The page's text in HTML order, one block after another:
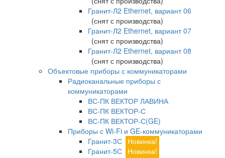
Гранит-Л2 Ethernet, вариант 06
(снят с производства)
Гранит-Л2 Ethernet, вариант 07
(снят с производства)
Гранит-Л2 Ethernet, вариант 08
(снят с производства)
Объектовые приборы с коммуникаторами
Радиоканальные приборы с
коммуникаторами
ВС-ПК ВЕКТОР ЛАВИНА
ВС-ПК ВЕКТОР-С
ВС-ПК ВЕКТОР-С(GE)
Приборы с Wi-Fi и GE-коммуникаторами
Гранит-3С Новинка!
Гранит-5С Новинка!